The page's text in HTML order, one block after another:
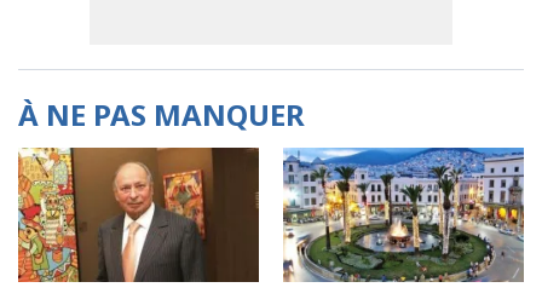
À NE PAS MANQUER